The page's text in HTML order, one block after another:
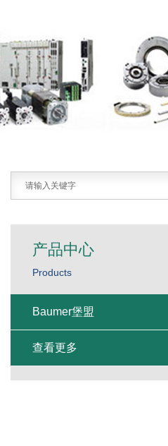
产品中心
Products
Baumer堡盟
查看更多